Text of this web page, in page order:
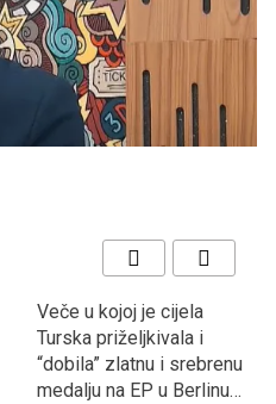
Veče u kojoj je cijela
Turska priželjkivala i
“dobila” zlatnu i srebrenu
medalju na EP u Berlinu…